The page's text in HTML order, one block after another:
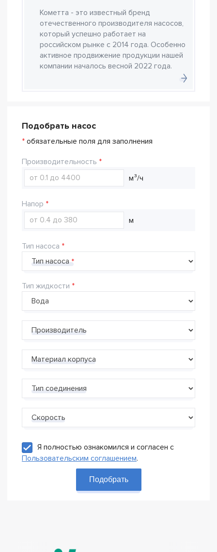
Кометта - это известный бренд
отечественного производителя насосов,
который успешно работает на
российском рынке с 2014 года. Особенно
активное продвижение продукции нашей
компании началось весной 2022 года.
Подобрать насос
* обязательные поля для заполнения
Производительность
м³/ч
Напор
м
Тип насоса
Тип насоса
Тип жидкости
Производитель
Материал корпуса
Тип соединения
Скорость
Я полностью ознакомился и согласен с
Пользовательским соглашением.
Подобрать